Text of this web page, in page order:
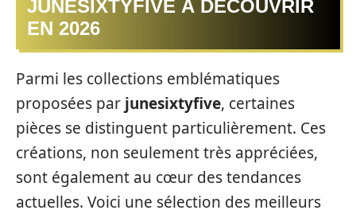
JUNESIXTYFIVE À DÉCOUVRIR
EN 2026
Parmi les collections emblématiques
proposées par junesixtyfive, certaines
pièces se distinguent particulièrement. Ces
créations, non seulement très appréciées,
sont également au cœur des tendances
actuelles. Voici une sélection des meilleurs